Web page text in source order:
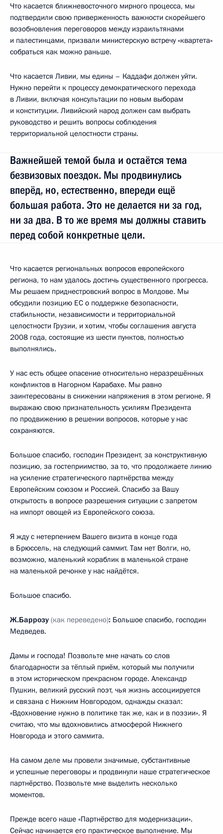
Что касается ближневосточного мирного процесса, мы
подтвердили свою приверженность важности скорейшего
возобновления переговоров между израильтянами
и палестинцами, призвали министерскую встречу «квартета»
собраться как можно раньше.
Что касается Ливии, мы едины – Каддафи должен уйти.
Нужно перейти к процессу демократического перехода
в Ливии, включая консультации по новым выборам
и конституции. Ливийский народ должен сам выбрать
руководство и решить вопросы соблюдения
территориальной целостности страны.
Важнейшей темой была и остаётся тема
безвизовых поездок. Мы продвинулись
вперёд, но, естественно, впереди ещё
большая работа. Это не делается ни за год,
ни за два. В то же время мы должны ставить
перед собой конкретные цели.
Что касается региональных вопросов европейского
региона, то нам удалось достичь существенного прогресса.
Мы решаем приднестровский вопрос в Молдове. Мы
обсудили позицию ЕС о поддержке безопасности,
стабильности, независимости и территориальной
целостности Грузии, и хотим, чтобы соглашения августа
2008 года, состоящие из шести пунктов, полностью
выполнялись.
У нас есть общее опасение относительно неразрешённых
конфликтов в Нагорном Карабахе. Мы равно
заинтересованы в снижении напряжения в этом регионе. Я
выражаю свою признательность усилиям Президента
по продвижению в решении вопросов, которые у нас
сохраняются.
Большое спасибо, господин Президент, за конструктивную
позицию, за гостеприимство, за то, что продолжаете линию
на усиление стратегического партнёрства между
Европейским союзом и Россией. Спасибо за Вашу
открытость в вопросе разрешения ситуации с запретом
на импорт овощей из Европейского союза.
Я жду с нетерпением Вашего визита в конце года
в Брюссель, на следующий саммит. Там нет Волги, но,
возможно, маленький кораблик в маленькой стране
на маленькой речонке у нас найдётся.
Большое спасибо.
Ж.Баррозу (как переведено): Большое спасибо, господин
Медведев.
Дамы и господа! Позвольте мне начать со слов
благодарности за тёплый приём, который мы получили
в этом историческом прекрасном городе. Александр
Пушкин, великий русский поэт, чья жизнь ассоциируется
и связана с Нижним Новгородом, однажды сказал:
«Вдохновение нужно в политике так же, как и в поэзии». Я
считаю, что мы вдохновились атмосферой Нижнего
Новгорода и этого саммита.
На самом деле мы провели значимые, субстантивные
и успешные переговоры и продвинули наше стратегическое
партнёрство. Позвольте мне выделить несколько
моментов.
Прежде всего наше «Партнёрство для модернизации».
Сейчас начинается его практическое выполнение. Мы